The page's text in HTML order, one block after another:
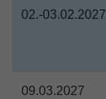
02.-03.02.2027
09.03.2027